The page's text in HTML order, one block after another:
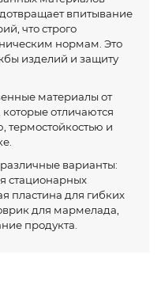
впитывание
что строго
нормам. Это
изделий и защиту
материалы от
отличаются
термостойкостью и
варианты:
стационарных
пластина для гибких
для мармелада,
продукта.